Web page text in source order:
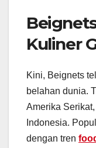
Kuliner
Kini, Beignets
belahan dunia.
Amerika
Indonesia.
dengan tren